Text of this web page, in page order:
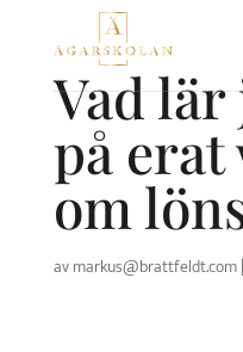
contentVad
på
om
avmarkus@brattfeldt.com|